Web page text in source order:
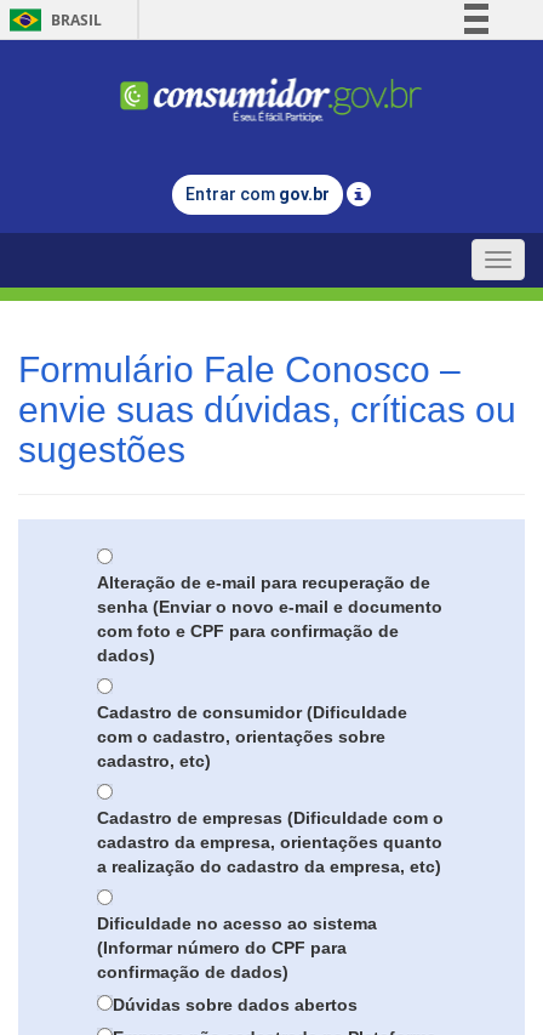
BRASIL
Comunica BR
Legislação
Entrar com gov.br
Toggle
Formulário Fale Conosco –
envie suas dúvidas, críticas ou
sugestões
Alteração de e-mail para recuperação de
senha (Enviar o novo e-mail e documento
com foto e CPF para confirmação de
dados)
Cadastro de consumidor (Dificuldade
com o cadastro, orientações sobre
cadastro, etc)
Cadastro de empresas (Dificuldade com o
cadastro da empresa, orientações quanto
a realização do cadastro da empresa, etc)
Dificuldade no acesso ao sistema
(Informar número do CPF para
confirmação de dados)
Dúvidas sobre dados abertos